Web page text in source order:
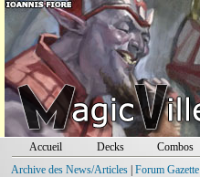
Accueil Decks Combos
Archive des News/Articles| Forum Gazette|